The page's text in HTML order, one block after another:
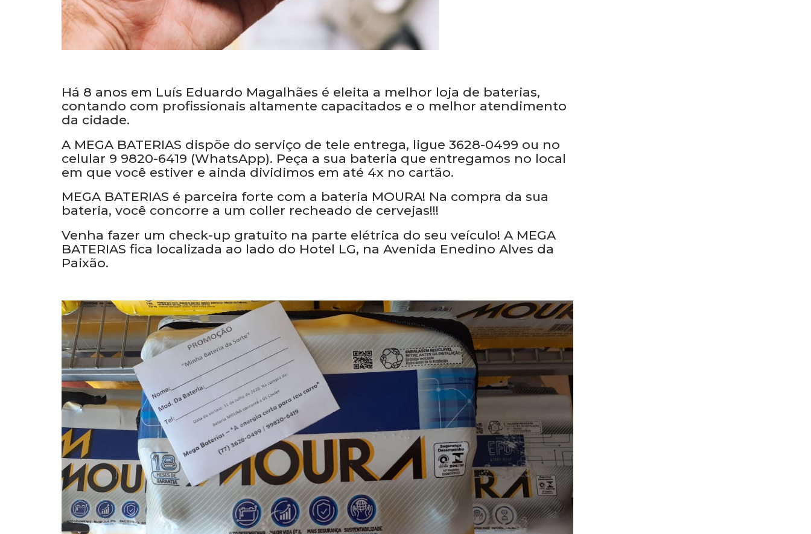
Há 8 anos em Luís Eduardo Magalhães é eleita a melhor loja de baterias,
contando com profissionais altamente capacitados e o melhor atendimento
da cidade.
A MEGA BATERIAS dispõe do serviço de tele entrega, ligue 3628-0499 ou no
celular 9 9820-6419 (WhatsApp). Peça a sua bateria que entregamos no local
em que você estiver e ainda dividimos em até 4x no cartão.
MEGA BATERIAS é parceira forte com a bateria MOURA! Na compra da sua
bateria, você concorre a um coller recheado de cervejas!!!
BATERIAS fica localizada ao lado do Hotel LG, na Avenida Enedino Alves da
Paixão.